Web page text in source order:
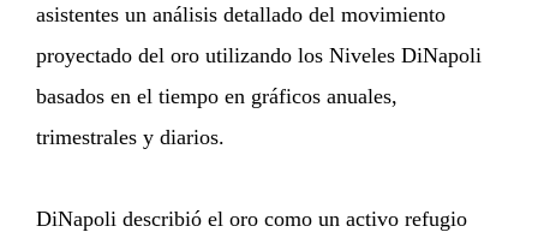
asistentes un análisis detallado del movimiento
proyectado del oro utilizando los Niveles DiNapoli
basados en el tiempo en gráficos anuales,
trimestrales y diarios.
DiNapoli describió el oro como un activo refugio